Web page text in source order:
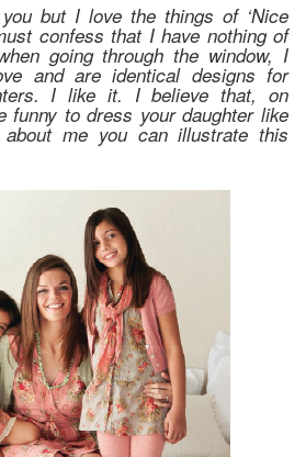
but I love the things of ‘Nice
confess that I have nothing of
going through the window, I
and are identical designs for
I like it. I believe that, on
funny to dress your daughter like
me you can illustrate this